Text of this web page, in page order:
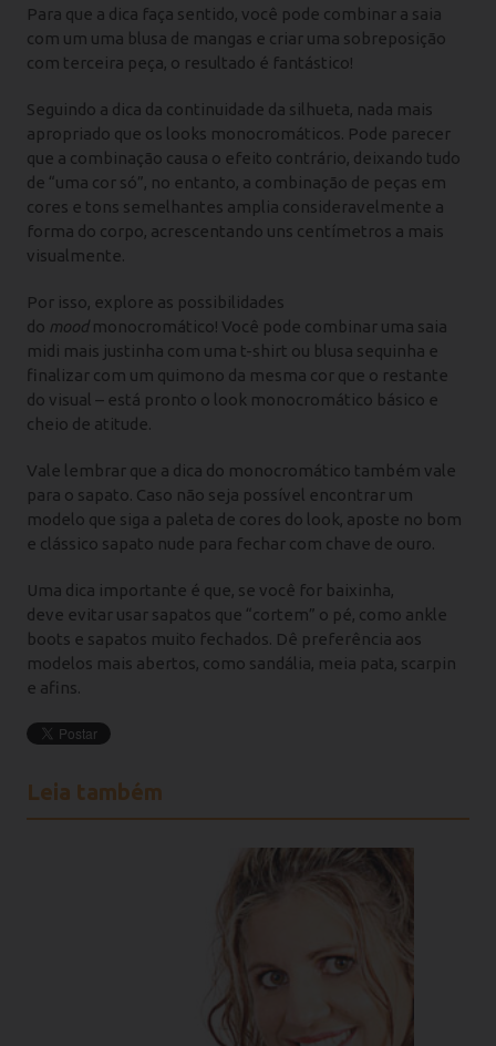
Para que a dica faça sentido, você pode combinar a saia
com um uma blusa de mangas e criar uma sobreposição
com terceira peça, o resultado é fantástico!
Seguindo a dica da continuidade da silhueta, nada mais
apropriado que os looks monocromáticos. Pode parecer
que a combinação causa o efeito contrário, deixando tudo
de “uma cor só”, no entanto, a combinação de peças em
cores e tons semelhantes amplia consideravelmente a
forma do corpo, acrescentando uns centímetros a mais
visualmente.
Por isso, explore as possibilidades
do moodmonocromático! Você pode combinar uma saia
midi mais justinha com uma t-shirt ou blusa sequinha e
finalizar com um quimono da mesma cor que o restante
do visual – está pronto o look monocromático básico e
cheio de atitude.
Vale lembrar que a dica do monocromático também vale
para o sapato. Caso não seja possível encontrar um
modelo que siga a paleta de cores do look, aposte no bom
e clássico sapato nude para fechar com chave de ouro.
Uma dica importante é que, se você for baixinha,
deve evitar usar sapatos que “cortem” o pé, como ankle
boots e sapatos muito fechados. Dê preferência aos
modelos mais abertos, como sandália, meia pata, scarpin
e afins.
Leia também